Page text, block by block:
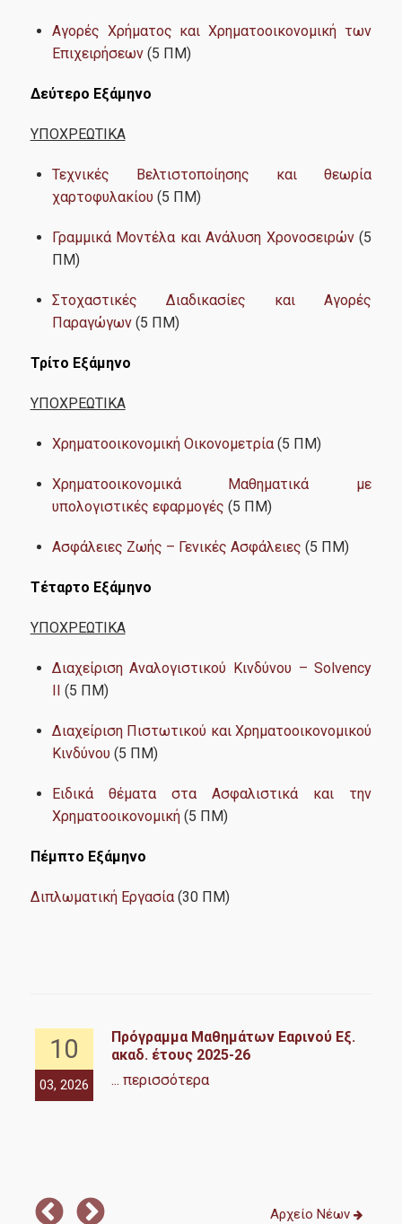
Εργαστήριο Εφαρμοσμένης Στατιστικής, Πιθανοτήτων και
Εργαστήριο Στατιστικής Μεθοδολογίας
Εργαστήριο Στοχαστικής Μοντελοποίησης και
Εργαστήριο Υπολογιστικής και Μπεϋζιανής Στατιστικής
Ερευνητικά Σεμινάρια
Επαγγελματικά Σεμινάρια
Συνέδρια
Διασφάλιση Ποιότητας
ΜΟΔΙΠ
Επικοινωνία
Αγορές Χρήματος και Χρηματοοικονομική των
Επιχειρήσεων(5 ΠΜ)
Δεύτερο Εξάμηνο
​ΥΠΟΧΡΕΩΤΙΚΑ
Τεχνικές Βελτιστοποίησης και θεωρία
χαρτοφυλακίου (5 ΠΜ)
Γραμμικά Μοντέλα και Ανάλυση Χρονοσειρών(5
ΠΜ)
Στοχαστικές Διαδικασίες και Αγορές
Παραγώγων(5 ΠΜ)
Τρίτο Εξάμηνο
ΥΠΟΧΡΕΩΤΙΚΑ
Χρηματοοικονομική Οικονομετρία(5 ΠΜ)
Χρηματοοικονομικά Μαθηματικά με
υπολογιστικές εφαρμογές (5 ΠΜ)
Ασφάλειες Ζωής – Γενικές Ασφάλειες (5 ΠΜ)
​Τέταρτο Εξάμηνο
ΥΠΟΧΡΕΩΤΙΚΑ
Διαχείριση Αναλογιστικού Κινδύνου – Solvency
II (5 ΠΜ)
Διαχείριση Πιστωτικού και Χρηματοοικονομικού
Κινδύνου (5 ΠΜ)
Ειδικά θέματα στα Ασφαλιστικά και την
Χρηματοοικονομική(5 ΠΜ)
​Πέμπτο Εξάμηνο
​Διπλωματική Εργασία(30 ΠΜ)
10
03, 2026
Πρόγραμμα Μαθημάτων Εαρινού Εξ.
ακαδ. έτους 2025-26
... περισσότερα
Αρχείο Νέων